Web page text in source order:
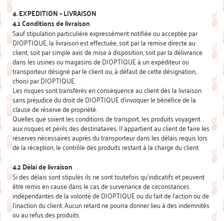
4. EXPEDITION – LIVRAISON
4.1 Conditions de livraison
Sauf stipulation particulière expressément notifiée ou acceptée par
DJOPTIQUE, la livraison est effectuée, soit par la remise directe au
client, soit par simple avis de mise à disposition, soit par la délivrance
dans les usines ou magasins de DJOPTIQUE à un expéditeur ou
transporteur désigné par le client ou, à défaut de cette désignation,
choisi par DJOPTIQUE.
Les risques sont transférés en conséquence au client dès la livraison
sans préjudice du droit de DJOPTIQUE d’invoquer le bénéfice de la
clause de réserve de propriété.
Quelles que soient les conditions de transport, les produits voyagent
aux risques et périls des destinataires. Il appartient au client de faire les
réserves nécessaires auprès du transporteur dans les délais requis lors
de la réception, le contrôle des produits restant à la charge du client.
4.2 Délai de livraison
Si des délais sont stipulés ils ne sont toutefois qu’indicatifs et peuvent
être remis en cause dans le cas de survenance de circonstances
indépendantes de la volonté de DJOPTIQUE ou du fait de l’action ou de
l’inaction du client. Aucun retard ne pourra donner lieu à des indemnités
ou au refus des produits.